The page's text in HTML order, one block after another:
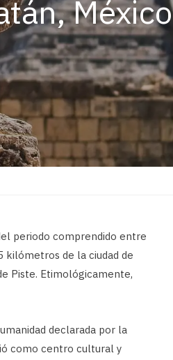
México
periodo comprendido entre
kilómetros de la ciudad de
Piste. Etimológicamente,
declarada por la
como centro cultural y